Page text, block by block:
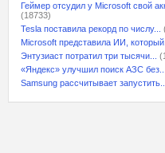
Геймер отсудил у Microsoft свой
(18733)
Tesla поставила рекорд по числу...
Microsoft представила ИИ,
Энтузиаст потратил три тысячи...
«Яндекс» улучшил поиск АЗС без...
Samsung рассчитывает запустить...